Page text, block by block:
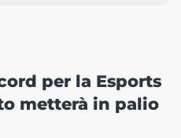
per la Esports
metterà in palio